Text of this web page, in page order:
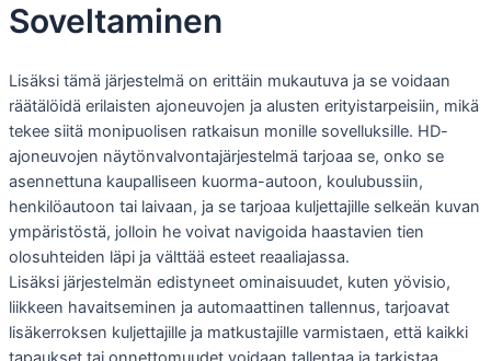
Soveltaminen
Lisäksi tämä järjestelmä on erittäin mukautuva ja se voidaan
räätälöidä erilaisten ajoneuvojen ja alusten erityistarpeisiin, mikä
tekee siitä monipuolisen ratkaisun monille sovelluksille. HD-
ajoneuvojen näytönvalvontajärjestelmä tarjoaa se, onko se
asennettuna kaupalliseen kuorma-autoon, koulubussiin,
henkilöautoon tai laivaan, ja se tarjoaa kuljettajille selkeän kuvan
ympäristöstä, jolloin he voivat navigoida haastavien tien
olosuhteiden läpi ja välttää esteet reaaliajassa.
Lisäksi järjestelmän edistyneet ominaisuudet, kuten yövisio,
liikkeen havaitseminen ja automaattinen tallennus, tarjoavat
lisäkerroksen kuljettajille ja matkustajille varmistaen, että kaikki